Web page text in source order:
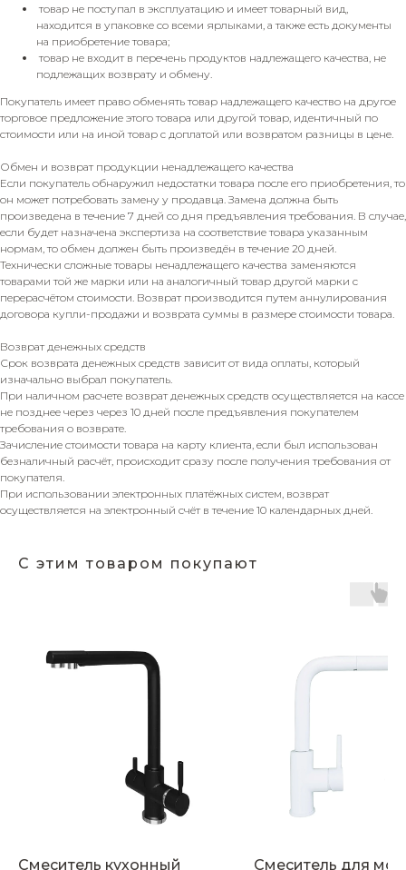
товар не поступал в эксплуатацию и имеет товарный вид,
находится в упаковке со всеми ярлыками, а также есть документы
на приобретение товара;
товар не входит в перечень продуктов надлежащего качества, не
подлежащих возврату и обмену.
Покупатель имеет право обменять товар надлежащего качество на другое
торговое предложение этого товара или другой товар, идентичный по
стоимости или на иной товар с доплатой или возвратом разницы в цене.
Обмен и возврат продукции ненадлежащего качества
Если покупатель обнаружил недостатки товара после его приобретения, то
он может потребовать замену у продавца. Замена должна быть
произведена в течение 7 дней со дня предъявления требования. В случае,
если будет назначена экспертиза на соответствие товара указанным
нормам, то обмен должен быть произведён в течение 20 дней.
Технически сложные товары ненадлежащего качества заменяются
товарами той же марки или на аналогичный товар другой марки с
перерасчётом стоимости. Возврат производится путем аннулирования
договора купли-продажи и возврата суммы в размере стоимости товара.
Возврат денежных средств
Срок возврата денежных средств зависит от вида оплаты, который
изначально выбрал покупатель.
При наличном расчете возврат денежных средств осуществляется на кассе
не позднее через через 10 дней после предъявления покупателем
требования о возврате.
Зачисление стоимости товара на карту клиента, если был использован
безналичный расчёт, происходит сразу после получения требования от
покупателя.
При использовании электронных платёжных систем, возврат
осуществляется на электронный счёт в течение 10 календарных дней.
С этим товаром покупают
Смеситель кухонный Смеситель для